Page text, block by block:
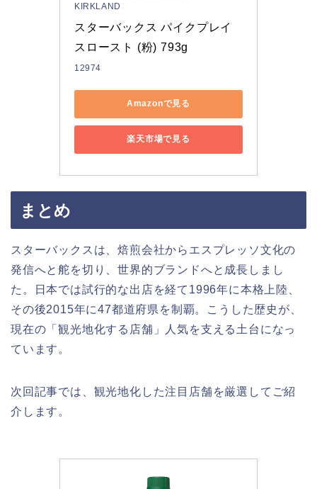
KIRKLAND
スターバックス パイクプレイ
スロースト (粉) 793g
12974
Amazonで見る
楽天市場で見る
まとめ
スターバックスは、焙煎会社からエスプレッソ文化の
発信へと舵を切り、世界的ブランドへと成長しまし
た。日本では試行的な出店を経て1996年に本格上陸、
その後2015年に47都道府県を制覇。こうした歴史が、
現在の「観光地化する店舗」人気を支える土台になっ
ています。
次回記事では、観光地化した注目店舗を厳選してご紹
介します。